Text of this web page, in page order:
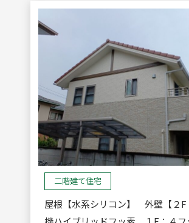
二階建て住宅
屋根【水系シリコン】 外壁【２F